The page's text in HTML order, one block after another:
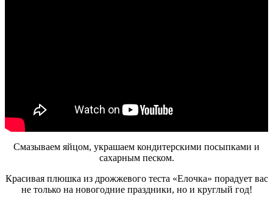
Смазываем яйцом, украшаем кондитерскими посыпками и
сахарным песком.
Красивая плюшка из дрожжевого теста «Елочка» порадует вас
не только на новогодние праздники, но и круглый год!